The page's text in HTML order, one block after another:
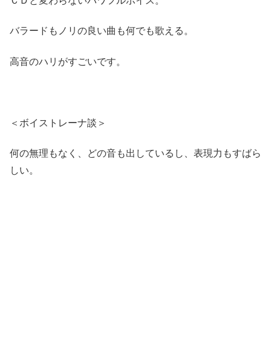
バラードもノリの良い曲も何でも歌える。
高音のハリがすごいです。
＜ボイストレーナ談＞
何の無理もなく、どの音も出しているし、表現力もすばら
しい。